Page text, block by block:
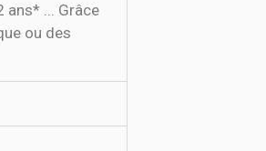
ans* ... Grâce
ou des